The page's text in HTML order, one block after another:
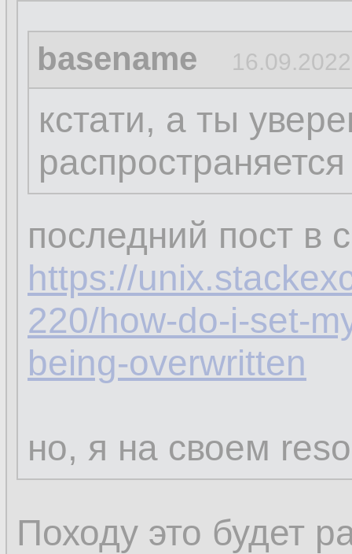
basename
кстати, а ты
последний пост в
https://
220/how-do-i-set-
being-overwritten
но, я на своем
Походу это будет